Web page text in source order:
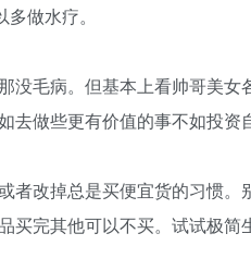
做水疗。
没毛病。但基本上看帅哥美女
去做些更有价值的事不如投资
者改掉总是买便宜货的习惯
买完其他可以不买。试试极简